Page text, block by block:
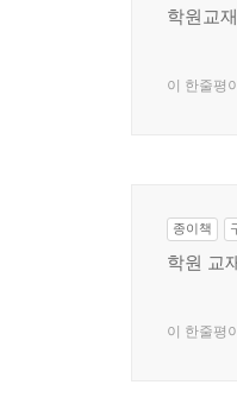
Day 24
Section 5
Day 29
Day 30
학원교
이 한줄평
종이책
학원 교
이 한줄평